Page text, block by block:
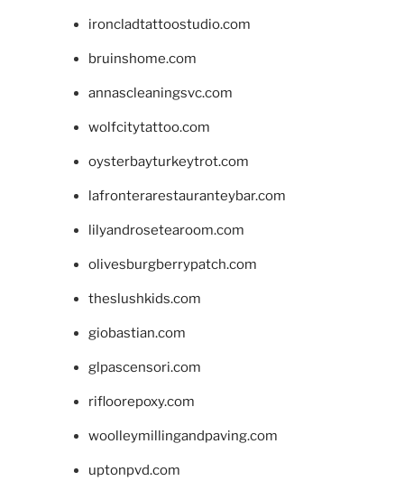
ironcladtattoostudio.com
bruinshome.com
annascleaningsvc.com
wolfcitytattoo.com
oysterbayturkeytrot.com
lafronterarestauranteybar.com
lilyandrosetearoom.com
olivesburgberrypatch.com
theslushkids.com
giobastian.com
glpascensori.com
rifloorepoxy.com
woolleymillingandpaving.com
uptonpvd.com